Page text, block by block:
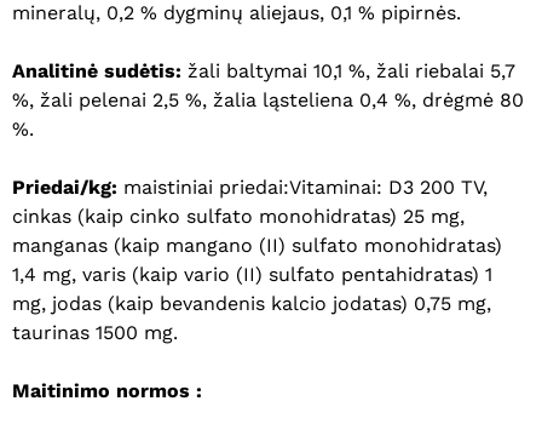
Krepšelyje nėra produktų.
mineralų, 0,2 % dygminų aliejaus, 0,1 % pipirnės.
Analitinė sudėtis: žali baltymai 10,1 %, žali riebalai 5,7
%, žali pelenai 2,5 %, žalia ląsteliena 0,4 %, drėgmė 80
%.
Priedai/kg: maistiniai priedai:Vitaminai: D3 200 TV,
cinkas (kaip cinko sulfato monohidratas) 25 mg,
manganas (kaip mangano (II) sulfato monohidratas)
1,4 mg, varis (kaip vario (II) sulfato pentahidratas) 1
mg, jodas (kaip bevandenis kalcio jodatas) 0,75 mg,
taurinas 1500 mg.
Maitinimo normos :